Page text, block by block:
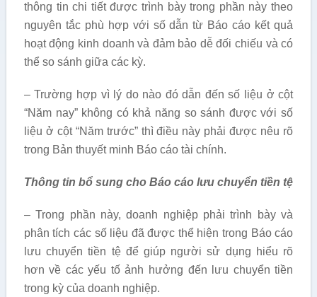
thông tin chi tiết được trình bày trong phần này theo
nguyên tắc phù hợp với số dẫn từ Báo cáo kết quả
hoạt động kinh doanh và đảm bảo dễ đối chiếu và có
thể so sánh giữa các kỳ.
– Trường hợp vì lý do nào đó dẫn đến số liệu ở cột
“Năm nay” không có khả năng so sánh được với số
liệu ở cột “Năm trước” thì điều này phải được nêu rõ
trong Bản thuyết minh Báo cáo tài chính.
Thông tin bổ sung cho Báo cáo lưu chuyển tiền tệ
– Trong phần này, doanh nghiệp phải trình bày và
phân tích các số liệu đã được thể hiện trong Báo cáo
lưu chuyển tiền tệ để giúp người sử dụng hiểu rõ
hơn về các yếu tố ảnh hưởng đến lưu chuyển tiền
trong kỳ của doanh nghiệp.